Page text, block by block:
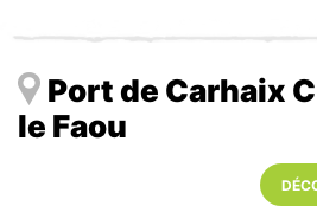
Port de Carhaix
le Faou